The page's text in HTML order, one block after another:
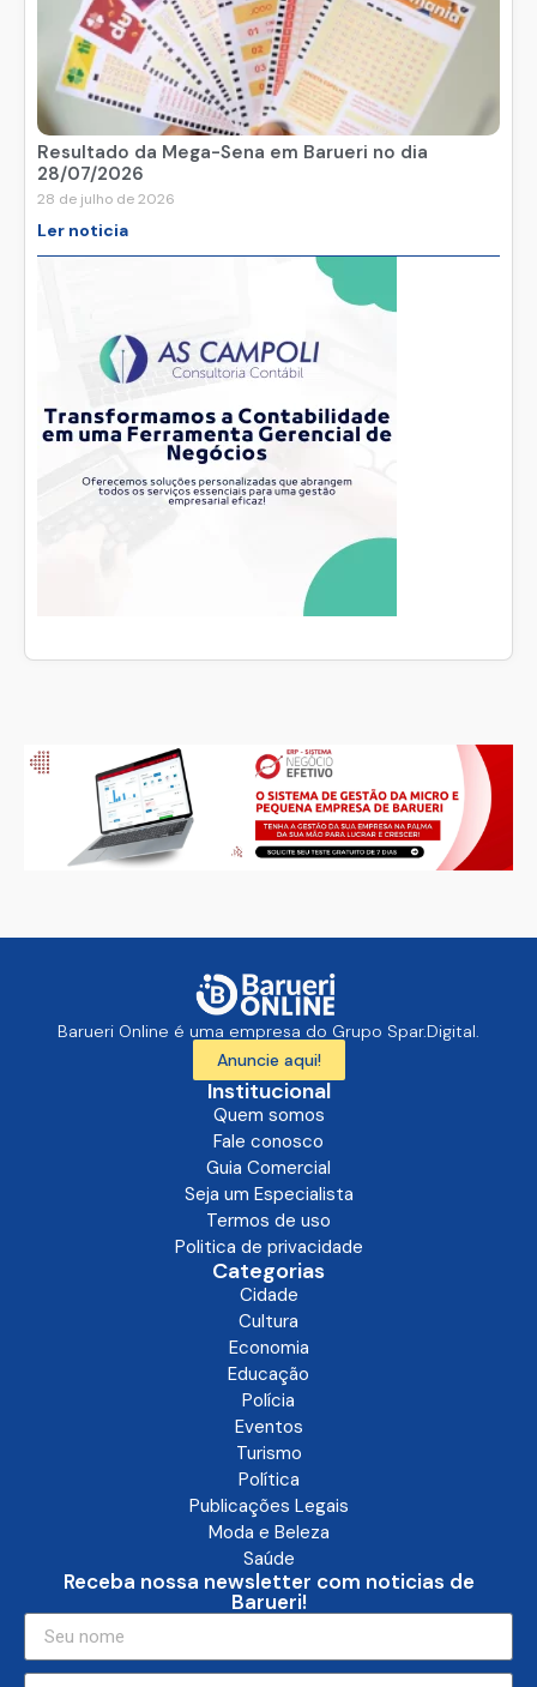
Resultado da Mega-Sena em Barueri no dia
28/07/2026
28 de julho de 2026
Ler noticia
Barueri Online é uma empresa do Grupo Spar.Digital.
Anuncie aqui!
Institucional
Quem somos
Fale conosco
Guia Comercial
Seja um Especialista
Termos de uso
Politica de privacidade
Categorias
Cidade
Cultura
Economia
Educação
Polícia
Eventos
Turismo
Política
Publicações Legais
Moda e Beleza
Saúde
Receba nossa newsletter com noticias de
Barueri!